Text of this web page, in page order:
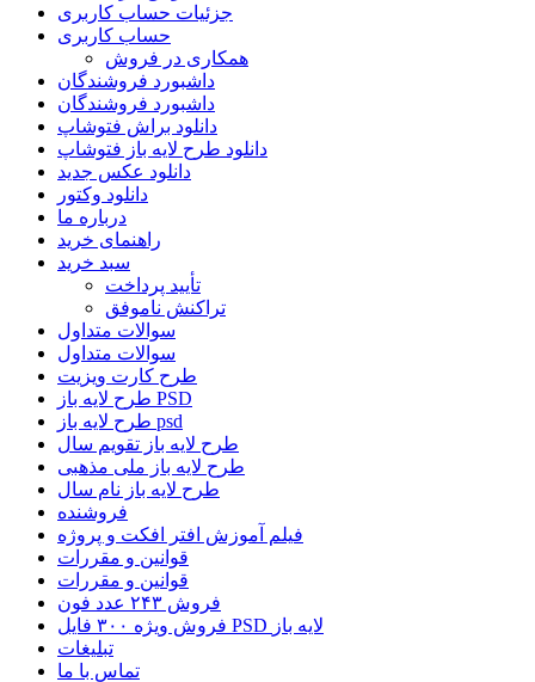
جزئیات حساب کاربری
حساب کاربری
همکاری در فروش
داشبورد فروشندگان
داشبورد فروشندگان
دانلود براش فتوشاپ
دانلود طرح لایه باز فتوشاپ
دانلود عکس جدید
دانلود وکتور
درباره ما
راهنمای خرید
سبد خرید
تأیید پرداخت
تراکنش ناموفق
سوالات متداول
سوالات متداول
طرح کارت ویزیت
طرح لایه باز PSD
طرح لایه باز psd
طرح لایه باز تقویم سال
طرح لایه باز ملی مذهبی
طرح لایه باز نام سال
فروشنده
فیلم آموزش افتر افکت و پروژه
قوانین و مقررات
قوانین و مقررات
فروش ۲۴۳ عدد فون
فروش ویژه ۳۰۰ فایل PSD لایه باز
تبلیغات
تماس با ما